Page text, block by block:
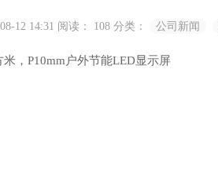
12 14:31 阅读： 108 分类： 公司新闻
，P10mm户外节能LED显示屏